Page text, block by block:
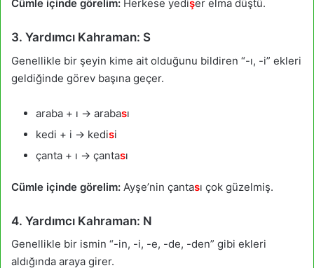
Cümle içinde görelim: Herkese yedişer elma düştü.
3. Yardımcı Kahraman: S
Genellikle bir şeyin kime ait olduğunu bildiren “-ı, -i” ekleri
geldiğinde görev başına geçer.
araba + ı → arabası
kedi + i → kedisi
çanta + ı → çantası
Cümle içinde görelim: Ayşe’nin çantası çok güzelmiş.
4. Yardımcı Kahraman: N
Genellikle bir ismin “-in, -i, -e, -de, -den” gibi ekleri
aldığında araya girer.